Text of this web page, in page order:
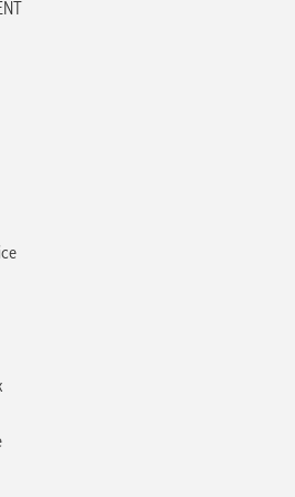
Anforderungen an die Hersteller,
der wichtigste Hebel, um die